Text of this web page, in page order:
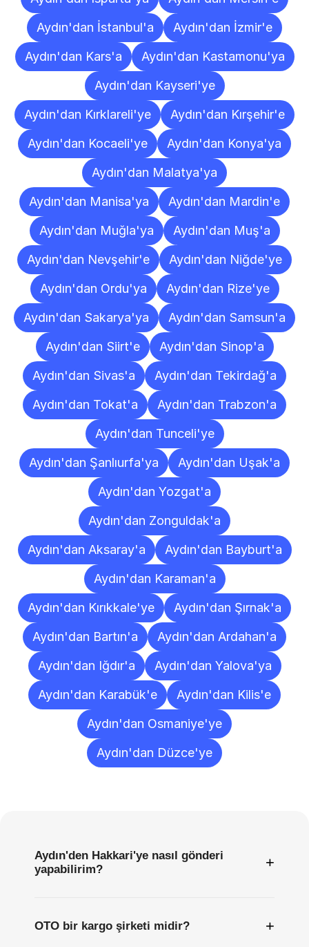
Aydın'dan İstanbul'a
Aydın'dan İzmir'e
Aydın'dan Kars'a
Aydın'dan Kastamonu'ya
Aydın'dan Kayseri'ye
Aydın'dan Kırklareli'ye
Aydın'dan Kırşehir'e
Aydın'dan Kocaeli'ye
Aydın'dan Konya'ya
Aydın'dan Malatya'ya
Aydın'dan Manisa'ya
Aydın'dan Mardin'e
Aydın'dan Muğla'ya
Aydın'dan Muş'a
Aydın'dan Nevşehir'e
Aydın'dan Niğde'ye
Aydın'dan Ordu'ya
Aydın'dan Rize'ye
Aydın'dan Sakarya'ya
Aydın'dan Samsun'a
Aydın'dan Siirt'e
Aydın'dan Sinop'a
Aydın'dan Sivas'a
Aydın'dan Tekirdağ'a
Aydın'dan Tokat'a
Aydın'dan Trabzon'a
Aydın'dan Tunceli'ye
Aydın'dan Şanlıurfa'ya
Aydın'dan Uşak'a
Aydın'dan Yozgat'a
Aydın'dan Zonguldak'a
Aydın'dan Aksaray'a
Aydın'dan Bayburt'a
Aydın'dan Karaman'a
Aydın'dan Kırıkkale'ye
Aydın'dan Şırnak'a
Aydın'dan Bartın'a
Aydın'dan Ardahan'a
Aydın'dan Iğdır'a
Aydın'dan Yalova'ya
Aydın'dan Karabük'e
Aydın'dan Kilis'e
Aydın'dan Osmaniye'ye
Aydın'dan Düzce'ye
Aydın'den Hakkari'ye nasıl gönderi
yapabilirim?
+
OTO bir kargo şirketi midir? +